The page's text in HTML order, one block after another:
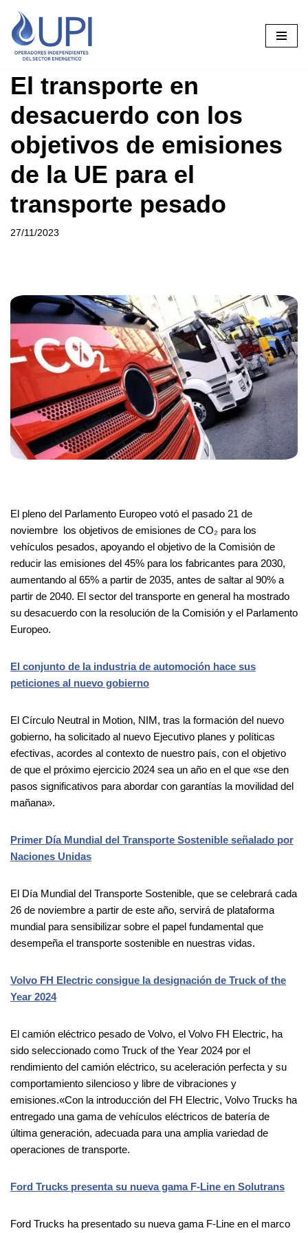
Saltar
al
El transporte en
desacuerdo con los
objetivos de emisiones
de la UE para el
transporte pesado
27/11/2023
El pleno del Parlamento Europeo votó el pasado 21 de
noviembre los objetivos de emisiones de CO₂ para los
vehículos pesados, apoyando el objetivo de la Comisión de
reducir las emisiones del 45% para los fabricantes para 2030,
aumentando al 65% a partir de 2035, antes de saltar al 90% a
partir de 2040. El sector del transporte en general ha mostrado
su desacuerdo con la resolución de la Comisión y el Parlamento
Europeo.
El conjunto de la industria de automoción hace sus
peticiones al nuevo gobierno
El Círculo Neutral in Motion, NIM, tras la formación del nuevo
gobierno, ha solicitado al nuevo Ejecutivo planes y políticas
efectivas, acordes al contexto de nuestro país, con el objetivo
de que el próximo ejercicio 2024 sea un año en el que «se den
pasos significativos para abordar con garantías la movilidad del
mañana».
Primer Día Mundial del Transporte Sostenible señalado por
Naciones Unidas
El Día Mundial del Transporte Sostenible, que se celebrará cada
26 de noviembre a partir de este año, servirá de plataforma
mundial para sensibilizar sobre el papel fundamental que
desempeña el transporte sostenible en nuestras vidas.
Volvo FH Electric consigue la designación de Truck of the
Year 2024
El camión eléctrico pesado de Volvo, el Volvo FH Electric, ha
sido seleccionado como Truck of the Year 2024 por el
rendimiento del camión eléctrico, su aceleración perfecta y su
comportamiento silencioso y libre de vibraciones y
emisiones.«Con la introducción del FH Electric, Volvo Trucks ha
entregado una gama de vehículos eléctricos de batería de
última generación, adecuada para una amplia variedad de
operaciones de transporte.
Ford Trucks presenta su nueva gama F-Line en Solutrans
Ford Trucks ha presentado su nueva gama F-Line en el marco